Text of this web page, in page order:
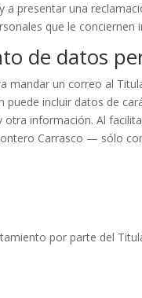
a presentar una
que le conciernen
de datos
mandar un correo al
puede incluir datos de
información. Al
Carrasco — sólo
por parte del